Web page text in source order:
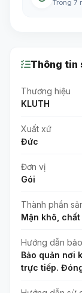
Trong 7
Thông tin
Thương hiệu
KLUTH
Xuất xứ
Đức
Đơn vị
Gói
Thành phần
Mận khô,
Hướng dẫn
Bảo quản nơi
trực tiếp.